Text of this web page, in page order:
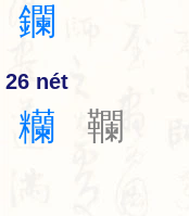
鑭
26 nét
糷 䪍